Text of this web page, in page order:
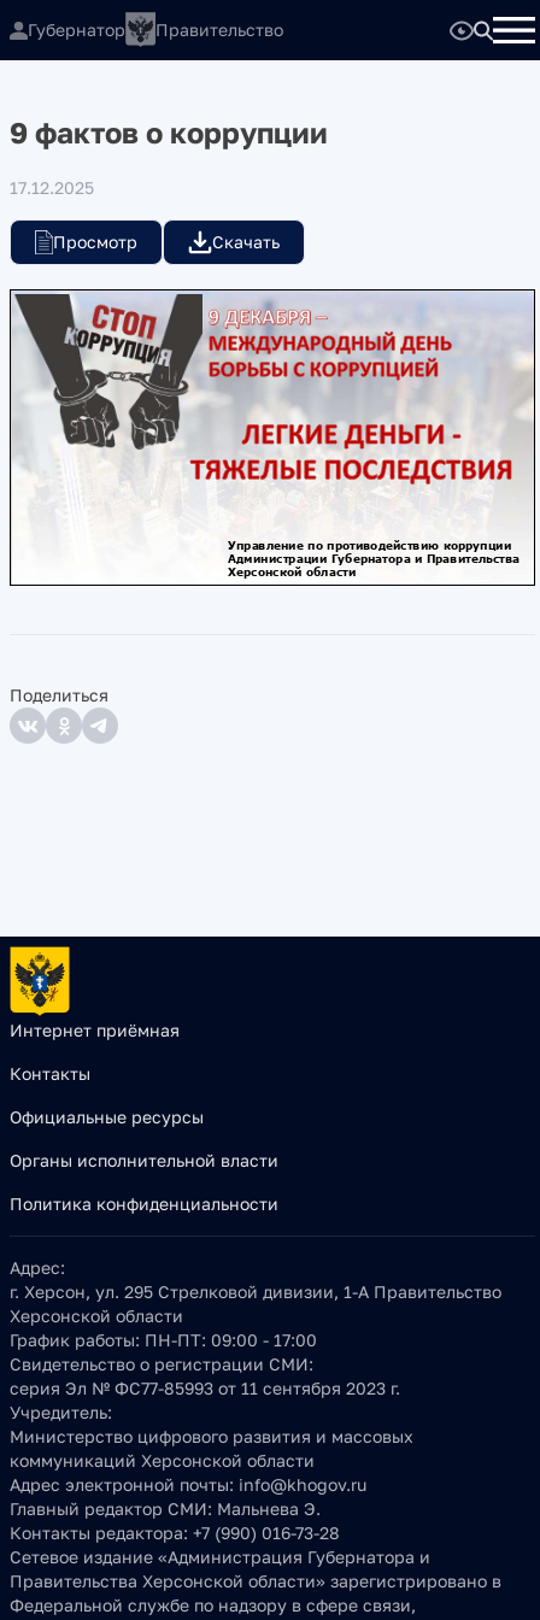
Губернатор Правительство
9 фактов о коррупции
17.12.2025
Просмотр Скачать
Поделиться
Интернет приёмная
Контакты
Официальные ресурсы
Органы исполнительной власти
Политика конфиденциальности
Адрес:
г. Херсон, ул. 295 Стрелковой дивизии, 1-А Правительство
Херсонской области
График работы: ПН-ПТ: 09:00 - 17:00
Свидетельство о регистрации СМИ:
серия Эл № ФС77-85993 от 11 сентября 2023 г.
Учредитель:
Министерство цифрового развития и массовых
коммуникаций Херсонской области
Адрес электронной почты: info@khogov.ru
Главный редактор СМИ: Мальнева Э.
Контакты редактора: +7 (990) 016-73-28
Сетевое издание «Администрация Губернатора и
Правительства Херсонской области» зарегистрировано в
Федеральной службе по надзору в сфере связи,